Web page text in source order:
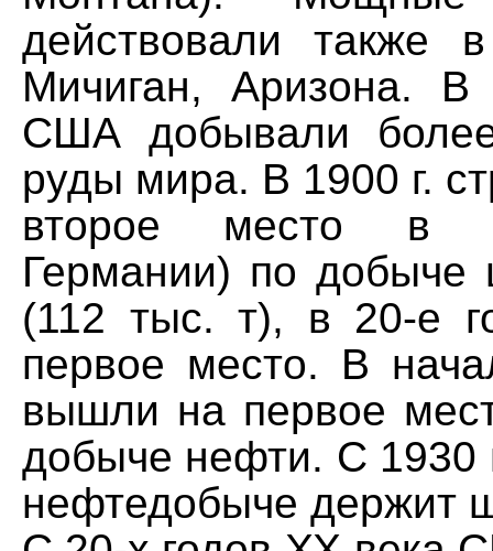
действовали также
Мичиган, Аризона.
США добывали
руды мира. В 1900 г.
второе место в
Германии) по добыче
(112 тыс. т), в 20-е
первое место. В
вышли на первое
добыче нефти. С 1930
нефтедобыче держит